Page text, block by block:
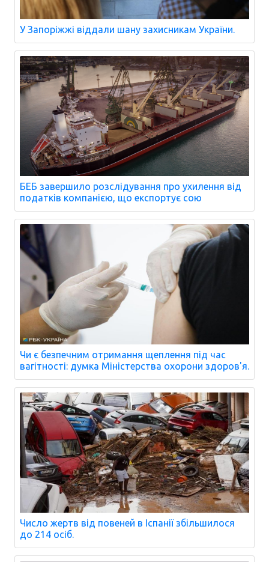
У Запоріжжі віддали шану захисникам України.
БЕБ завершило розслідування про ухилення від
податків компанією, що експортує сою
Чи є безпечним отримання щеплення під час
вагітності: думка Міністерства охорони здоров'я.
Число жертв від повеней в Іспанії збільшилося
до 214 осіб.